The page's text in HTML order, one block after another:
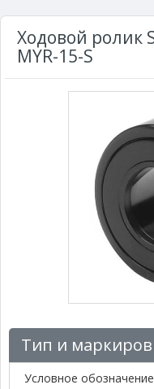
Ходовой ролик
MYR-15-S
Тип и
Условное обозначение